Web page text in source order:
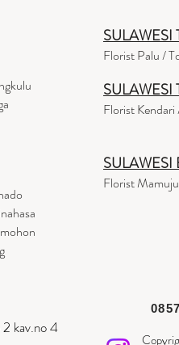
SULAWESI
Florist Palu /
SULAWESI
Florist
SULAWESI
Florist
kav.no 4